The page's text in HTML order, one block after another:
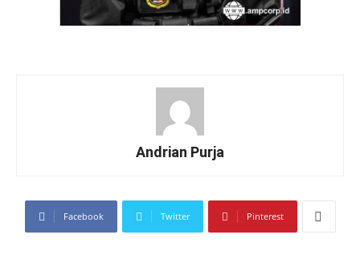
Andrian Purja
Facebook Twitter Pinterest